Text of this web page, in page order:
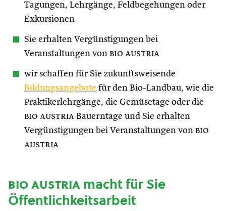
Tagungen, Lehrgänge, Feldbegehungen oder
Exkursionen
Sie erhalten Vergünstigungen bei
Veranstaltungen von bio austria
wir schaffen für Sie zukunftsweisende
Bildungsangebote für den Bio-Landbau, wie die
Praktikerlehrgänge, die Gemüsetage oder die
bio austria Bauerntage und Sie erhalten
Vergünstigungen bei Veranstaltungen von bio
austria
bio austriamacht für Sie
Öffentlichkeitsarbeit